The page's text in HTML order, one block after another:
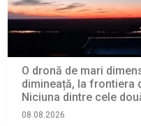
O dronă de mari
dimineață, la frontiera
Niciuna dintre cele
08.08.2026